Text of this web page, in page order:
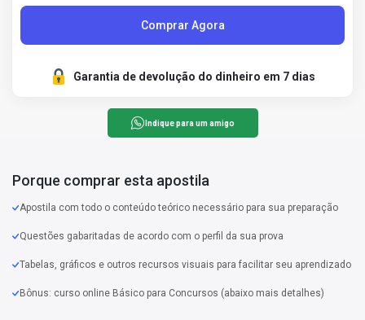
Comprar Agora
Garantia de devolução do dinheiro em 7 dias
Indique para um amigo
Porque comprar esta apostila
Apostila com todo o conteúdo teórico necessário para sua preparação
Questões gabaritadas de acordo com o perfil da sua prova
Tabelas, gráficos e outros recursos visuais para facilitar seu aprendizado
Bônus: curso online Básico para Concursos (abaixo mais detalhes)